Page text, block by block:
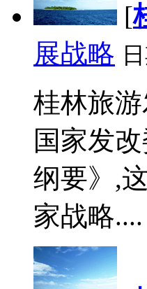
[
展战略
桂林旅
国家发
纲要》,
家战略....